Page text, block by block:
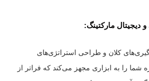
و دیجیتال مارکتینگ:
کلان و طراحی استراتژی‌های
شما را به ابزاری مجهز می‌کند که فراتر از